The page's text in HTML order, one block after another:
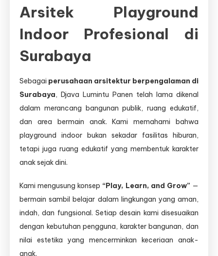
Arsitek Playground
Indoor Profesional di
Surabaya
Sebagai perusahaan arsitektur berpengalaman di
Surabaya, Djava Lumintu Panen telah lama dikenal
dalam merancang bangunan publik, ruang edukatif,
dan area bermain anak. Kami memahami bahwa
playground indoor bukan sekadar fasilitas hiburan,
tetapi juga ruang edukatif yang membentuk karakter
anak sejak dini.
Kami mengusung konsep “Play, Learn, and Grow” —
bermain sambil belajar dalam lingkungan yang aman,
indah, dan fungsional. Setiap desain kami disesuaikan
dengan kebutuhan pengguna, karakter bangunan, dan
nilai estetika yang mencerminkan keceriaan anak-
anak.